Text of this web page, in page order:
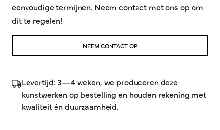
eenvoudige termijnen. Neem contact met ons op om
dit te regelen!
NEEM CONTACT OP
Levertijd: 3—4 weken, we produceren deze
kunstwerken op bestelling en houden rekening met
kwaliteit én duurzaamheid.